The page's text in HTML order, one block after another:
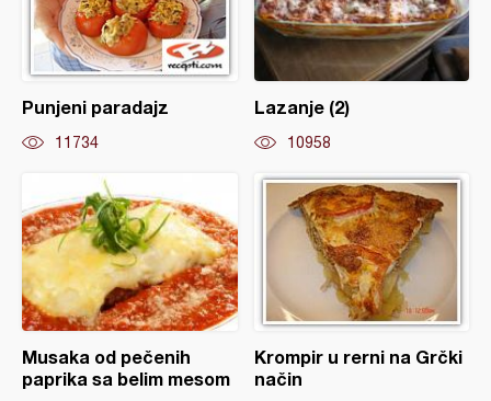
Punjeni paradajz
11734
Lazanje (2)
10958
Musaka od pečenih
paprika sa belim mesom
Krompir u rerni na Grčki
način